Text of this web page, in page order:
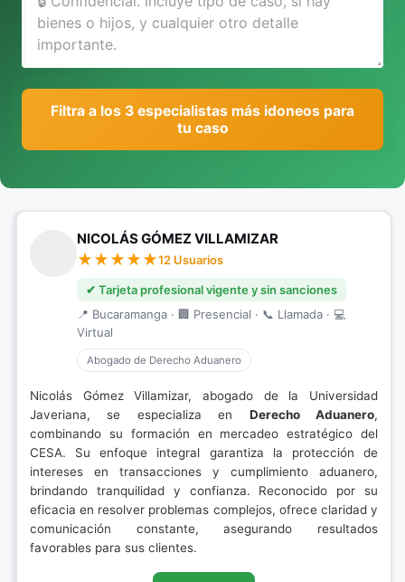
Filtra a los 3 especialistas más idoneos para
tu caso
NICOLÁS GÓMEZ VILLAMIZAR
12 Usuarios
✔ Tarjeta profesional vigente y sin sanciones
📍 Bucaramanga · 🏢 Presencial · 📞 Llamada · 💻
Virtual
Abogado de Derecho Aduanero
Nicolás Gómez Villamizar, abogado de la Universidad
Javeriana, se especializa en Derecho Aduanero,
combinando su formación en mercadeo estratégico del
CESA. Su enfoque integral garantiza la protección de
intereses en transacciones y cumplimiento aduanero,
brindando tranquilidad y confianza. Reconocido por su
eficacia en resolver problemas complejos, ofrece claridad y
comunicación constante, asegurando resultados
favorables para sus clientes.